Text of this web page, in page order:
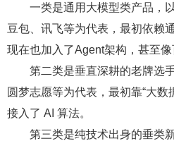
一类是通用大模型类产品，
豆包、讯飞等为代表，最初依赖
现在也加入了Agent架构，甚至像
第二类是垂直深耕的老牌选
圆梦志愿等为代表，最初靠“大数
接入了 AI 算法。
第三类是纯技术出身的垂类